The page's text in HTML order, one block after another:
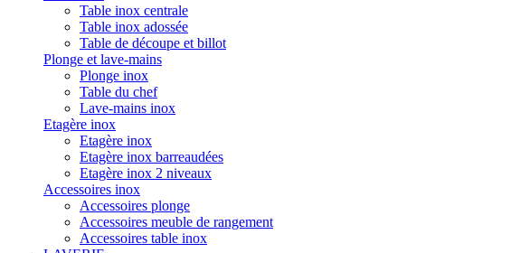
Table inox centrale
Table inox adossée
Table de découpe et billot
Plonge et lave-mains
Plonge inox
Table du chef
Lave-mains inox
Etagère inox
Etagère inox
Etagère inox barreaudées
Etagère inox 2 niveaux
Accessoires inox
Accessoires plonge
Accessoires meuble de rangement
Accessoires table inox